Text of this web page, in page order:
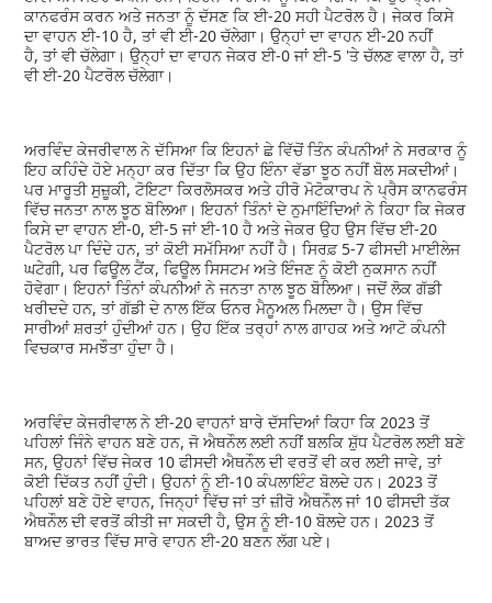
ਕਾਨਫਰੰਸ ਕਰਨ ਅਤੇ ਜਨਤਾ ਨੂੰ ਦੱਸਣ ਕਿ ਈ-20 ਸਹੀ ਪੈਟਰੋਲ ਹੈ। ਜੇਕਰ ਕਿਸੇ
ਦਾ ਵਾਹਨ ਈ-10 ਹੈ, ਤਾਂ ਵੀ ਈ-20 ਚੱਲੇਗਾ। ਉਨ੍ਹਾਂ ਦਾ ਵਾਹਨ ਈ-20 ਨਹੀਂ
ਹੈ, ਤਾਂ ਵੀ ਚੱਲੇਗਾ। ਉਨ੍ਹਾਂ ਦਾ ਵਾਹਨ ਜੇਕਰ ਈ-0 ਜਾਂ ਈ-5 'ਤੇ ਚੱਲਣ ਵਾਲਾ ਹੈ, ਤਾਂ
ਵੀ ਈ-20 ਪੈਟਰੋਲ ਚੱਲੇਗਾ।
ਅਰਵਿੰਦ ਕੇਜਰੀਵਾਲ ਨੇ ਦੱਸਿਆ ਕਿ ਇਹਨਾਂ ਛੇ ਵਿੱਚੋਂ ਤਿੰਨ ਕੰਪਨੀਆਂ ਨੇ ਸਰਕਾਰ ਨੂੰ
ਇਹ ਕਹਿੰਦੇ ਹੋਏ ਮਨ੍ਹਾ ਕਰ ਦਿੱਤਾ ਕਿ ਉਹ ਇੰਨਾ ਵੱਡਾ ਝੂਠ ਨਹੀਂ ਬੋਲ ਸਕਦੀਆਂ।
ਪਰ ਮਾਰੂਤੀ ਸੁਜ਼ੂਕੀ, ਟੋਇਟਾ ਕਿਰਲੋਸਕਰ ਅਤੇ ਹੀਰੋ ਮੋਟੋਕਾਰਪ ਨੇ ਪ੍ਰੈਸ ਕਾਨਫਰੰਸ
ਵਿੱਚ ਜਨਤਾ ਨਾਲ ਝੂਠ ਬੋਲਿਆ। ਇਹਨਾਂ ਤਿੰਨਾਂ ਦੇ ਨੁਮਾਇੰਦਿਆਂ ਨੇ ਕਿਹਾ ਕਿ ਜੇਕਰ
ਕਿਸੇ ਦਾ ਵਾਹਨ ਈ-0, ਈ-5 ਜਾਂ ਈ-10 ਹੈ ਅਤੇ ਜੇਕਰ ਉਹ ਉਸ ਵਿੱਚ ਈ-20
ਪੈਟਰੋਲ ਪਾ ਦਿੰਦੇ ਹਨ, ਤਾਂ ਕੋਈ ਸਮੱਸਿਆ ਨਹੀਂ ਹੈ। ਸਿਰਫ਼ 5-7 ਫੀਸਦੀ ਮਾਈਲੇਜ
ਘਟੇਗੀ, ਪਰ ਫਿਊਲ ਟੈਂਕ, ਫਿਊਲ ਸਿਸਟਮ ਅਤੇ ਇੰਜਣ ਨੂੰ ਕੋਈ ਨੁਕਸਾਨ ਨਹੀਂ
ਹੋਵੇਗਾ। ਇਹਨਾਂ ਤਿੰਨਾਂ ਕੰਪਨੀਆਂ ਨੇ ਜਨਤਾ ਨਾਲ ਝੂਠ ਬੋਲਿਆ। ਜਦੋਂ ਲੋਕ ਗੱਡੀ
ਖਰੀਦਦੇ ਹਨ, ਤਾਂ ਗੱਡੀ ਦੇ ਨਾਲ ਇੱਕ ਓਨਰ ਮੈਨੂਅਲ ਮਿਲਦਾ ਹੈ। ਉਸ ਵਿੱਚ
ਸਾਰੀਆਂ ਸ਼ਰਤਾਂ ਹੁੰਦੀਆਂ ਹਨ। ਉਹ ਇੱਕ ਤਰ੍ਹਾਂ ਨਾਲ ਗਾਹਕ ਅਤੇ ਆਟੋ ਕੰਪਨੀ
ਵਿਚਕਾਰ ਸਮਝੌਤਾ ਹੁੰਦਾ ਹੈ।
ਅਰਵਿੰਦ ਕੇਜਰੀਵਾਲ ਨੇ ਈ-20 ਵਾਹਨਾਂ ਬਾਰੇ ਦੱਸਦਿਆਂ ਕਿਹਾ ਕਿ 2023 ਤੋਂ
ਪਹਿਲਾਂ ਜਿੰਨੇ ਵਾਹਨ ਬਣੇ ਹਨ, ਜੋ ਐਥਨੌਲ ਲਈ ਨਹੀਂ ਬਲਕਿ ਸ਼ੁੱਧ ਪੈਟਰੋਲ ਲਈ ਬਣੇ
ਸਨ, ਉਹਨਾਂ ਵਿੱਚ ਜੇਕਰ 10 ਫੀਸਦੀ ਐਥਨੌਲ ਦੀ ਵਰਤੋਂ ਵੀ ਕਰ ਲਈ ਜਾਵੇ, ਤਾਂ
ਕੋਈ ਦਿੱਕਤ ਨਹੀਂ ਹੁੰਦੀ। ਉਹਨਾਂ ਨੂੰ ਈ-10 ਕੰਪਲਾਇੰਟ ਬੋਲਦੇ ਹਨ। 2023 ਤੋਂ
ਪਹਿਲਾਂ ਬਣੇ ਹੋਏ ਵਾਹਨ, ਜਿਨ੍ਹਾਂ ਵਿੱਚ ਜਾਂ ਤਾਂ ਜ਼ੀਰੋ ਐਥਨੌਲ ਜਾਂ 10 ਫੀਸਦੀ ਤੱਕ
ਐਥਨੌਲ ਦੀ ਵਰਤੋਂ ਕੀਤੀ ਜਾ ਸਕਦੀ ਹੈ, ਉਸ ਨੂੰ ਈ-10 ਬੋਲਦੇ ਹਨ। 2023 ਤੋਂ
ਬਾਅਦ ਭਾਰਤ ਵਿੱਚ ਸਾਰੇ ਵਾਹਨ ਈ-20 ਬਣਨ ਲੱਗ ਪਏ।